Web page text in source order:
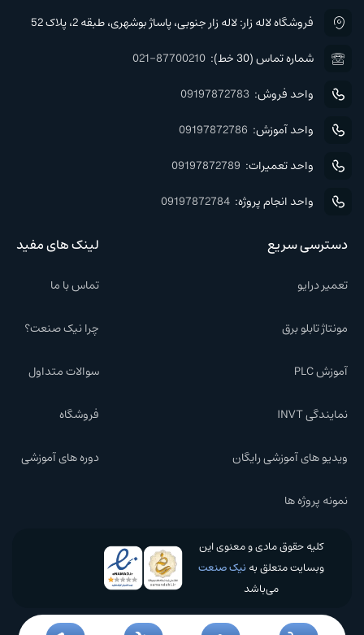
فروشگاه لاله زار: لاله زار جنوبی، پاساژ بوشهری، طبقه 2، پلاک 52
شماره تماس (30 خط):
021-87700210
واحد فروش: 09197872783
واحد آموزش: 09197872786
واحد تعمیرات: 09197872789
واحد انجام پروژه: 09197872784
دسترسی سریع
تعمیر درایو
مونتاژ تابلو برق
آموزش PLC
نمایندگی INVT
ویدیو های آموزشی رایگان
نمونه پروژه ها
لینک های مفید
تماس با ما
چرا نیک صنعت؟
سوالات متداول
فروشگاه
دوره های آموزشی
کلیه حقوق مادی و معنوی این
وبسایت متعلق بهنیک صنعت
می‌باشد